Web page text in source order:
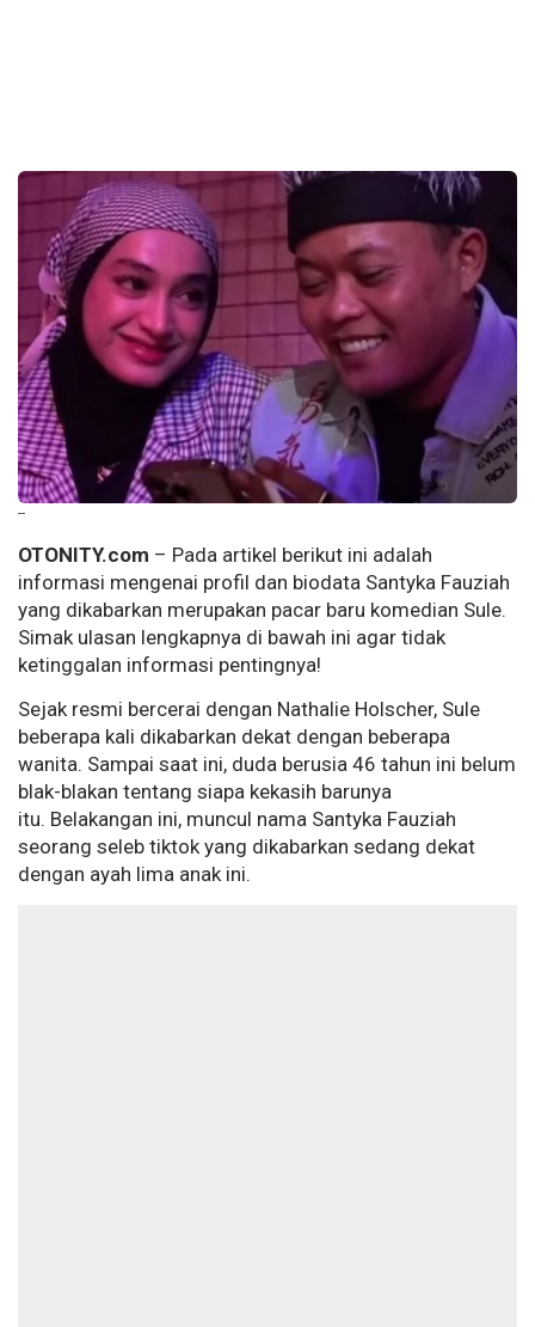
--
OTONITY.com – Pada artikel berikut ini adalah
informasi mengenai profil dan biodata Santyka Fauziah
yang dikabarkan merupakan pacar baru komedian Sule.
Simak ulasan lengkapnya di bawah ini agar tidak
ketinggalan informasi pentingnya!
Sejak resmi bercerai dengan Nathalie Holscher, Sule
beberapa kali dikabarkan dekat dengan beberapa
wanita. Sampai saat ini, duda berusia 46 tahun ini belum
blak-blakan tentang siapa kekasih barunya
itu. Belakangan ini, muncul nama Santyka Fauziah
seorang seleb tiktok yang dikabarkan sedang dekat
dengan ayah lima anak ini.